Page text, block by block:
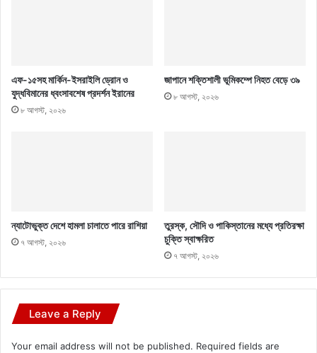
এফ-১৫সহ মার্কিন-ইসরাইলি ড্রোন ও
যুদ্ধবিমানের ধ্বংসাবশেষ প্রদর্শন ইরানের
৮ আগস্ট, ২০২৬
জাপানে শক্তিশালী ভূমিকম্পে নিহত বেড়ে ৩৯
৮ আগস্ট, ২০২৬
ন্যাটোভুক্ত দেশে হামলা চালাতে পারে রাশিয়া
৭ আগস্ট, ২০২৬
তুরস্ক, সৌদি ও পাকিস্তানের মধ্যে প্রতিরক্ষা
চুক্তি স্বাক্ষরিত
৭ আগস্ট, ২০২৬
Leave a Reply
Your email address will not be published. Required fields are